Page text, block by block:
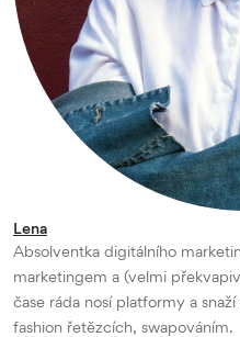
Lena
Absolventka digitálního
marketingem a (velmi
čase ráda nosí platformy a
fashion řetězcích, swapováním.